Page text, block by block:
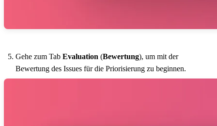
Gehe zum Tab Evaluation (Bewertung), um mit der
Bewertung des Issues für die Priorisierung zu beginnen.